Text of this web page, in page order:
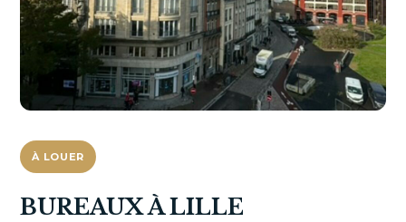
À LOUER
BUREAUX À LILLE